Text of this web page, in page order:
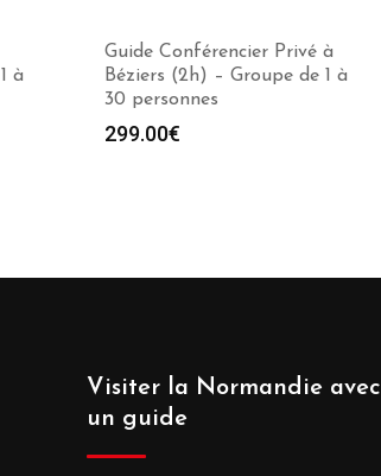
à
Guide Conférencier Privé à
Béziers (2h) – Groupe de 1 à
30 personnes
299.00€
Visiter la Normandie avec
un guide